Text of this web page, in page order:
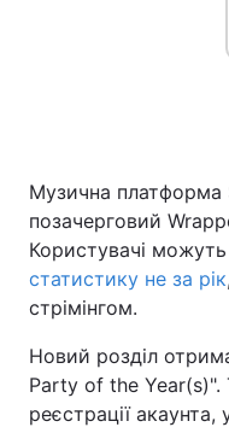
Україна
Економіка
Спорт
Техно і зв'язок
Музична платформа
позачерговий
Користувачі
статистику не за рік
стрімінгом.
Новий розділ
Party of the
реєстрації